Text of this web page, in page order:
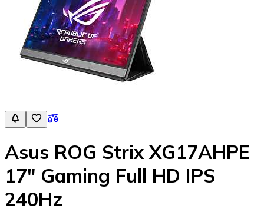
Asus ROG Strix XG17AHPE
17" Gaming Full HD IPS
240Hz